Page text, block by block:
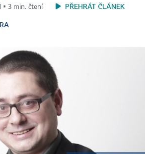
▪ 3 min. čtení
PŘEHRÁT ČLÁNEK